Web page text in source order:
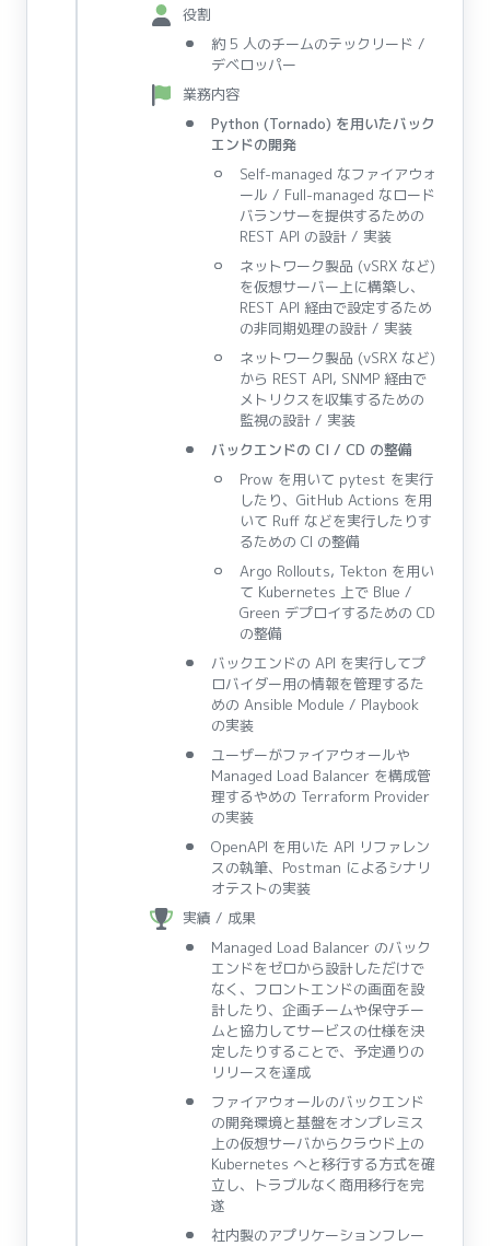
役割
約 5 人のチームのテックリード /
デベロッパー
業務内容
Python (Tornado) を用いたバック
エンドの開発
Self-managed なファイアウォ
ール / Full-managed なロード
バランサーを提供するための
REST API の設計 / 実装
ネットワーク製品 (vSRX など)
を仮想サーバー上に構築し、
REST API 経由で設定するため
の非同期処理の設計 / 実装
ネットワーク製品 (vSRX など)
から REST API, SNMP 経由で
メトリクスを収集するための
監視の設計 / 実装
バックエンドの CI / CD の整備
Prow を用いて pytest を実行
したり、GitHub Actions を用
いて Ruff などを実行したりす
るための CI の整備
Argo Rollouts, Tekton を用い
て Kubernetes 上で Blue /
Green デプロイするための CD
の整備
バックエンドの API を実行してプ
ロバイダー用の情報を管理するた
めの Ansible Module / Playbook
の実装
ユーザーがファイアウォールや
Managed Load Balancer を構成管
理するやめの Terraform Provider
の実装
OpenAPI を用いた API リファレン
スの執筆、Postman によるシナリ
オテストの実装
実績 / 成果
Managed Load Balancer のバック
エンドをゼロから設計しただけで
なく、フロントエンドの画面を設
計したり、企画チームや保守チー
ムと協力してサービスの仕様を決
定したりすることで、予定通りの
リリースを達成
ファイアウォールのバックエンド
の開発環境と基盤をオンプレミス
上の仮想サーバからクラウド上の
Kubernetes へと移行する方式を確
立し、トラブルなく商用移行を完
遂
社内製のアプリケーションフレー